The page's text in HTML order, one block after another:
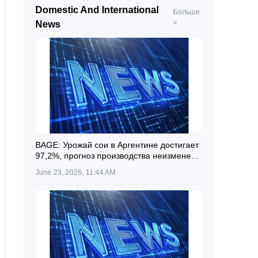
Domestic And International
News
Больше
>
BAGE: Урожай сои в Аргентине достигает
97,2%, прогноз производства неизменен
June 23, 2026, 11:44 AM